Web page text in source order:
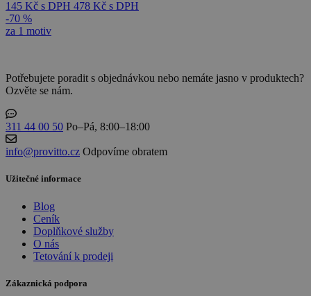
145 Kč s DPH 478 Kč s DPH
-70 %
za 1 motiv
Potřebujete poradit s objednávkou nebo nemáte jasno v produktech?
Ozvěte se nám.
311 44 00 50 Po–Pá, 8:00–18:00
info@provitto.cz Odpovíme obratem
Užitečné informace
Blog
Ceník
Doplňkové služby
O nás
Tetování k prodeji
Zákaznická podpora